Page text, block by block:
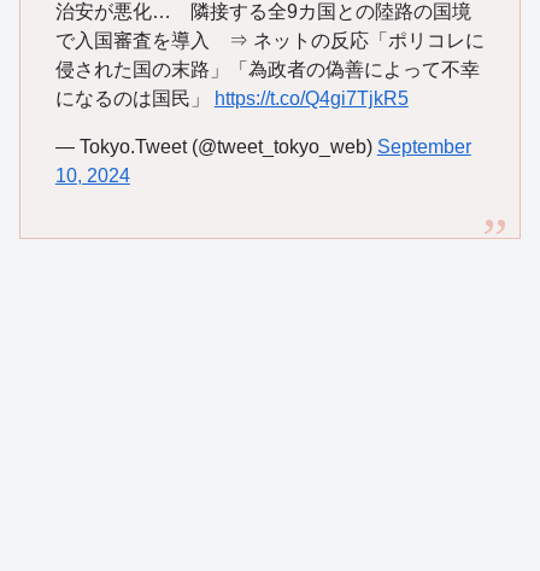
治安が悪化… 隣接する全9カ国との陸路の国境
で入国審査を導入 ⇒ ネットの反応「ポリコレに
侵された国の末路」「為政者の偽善によって不幸
になるのは国民」
https://t.co/Q4gi7TjkR5
— Tokyo.Tweet (@tweet_tokyo_web) September
10, 2024